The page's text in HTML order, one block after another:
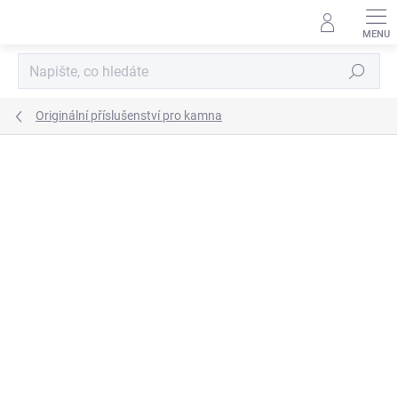
Hledat
Originální příslušenství pro kamna